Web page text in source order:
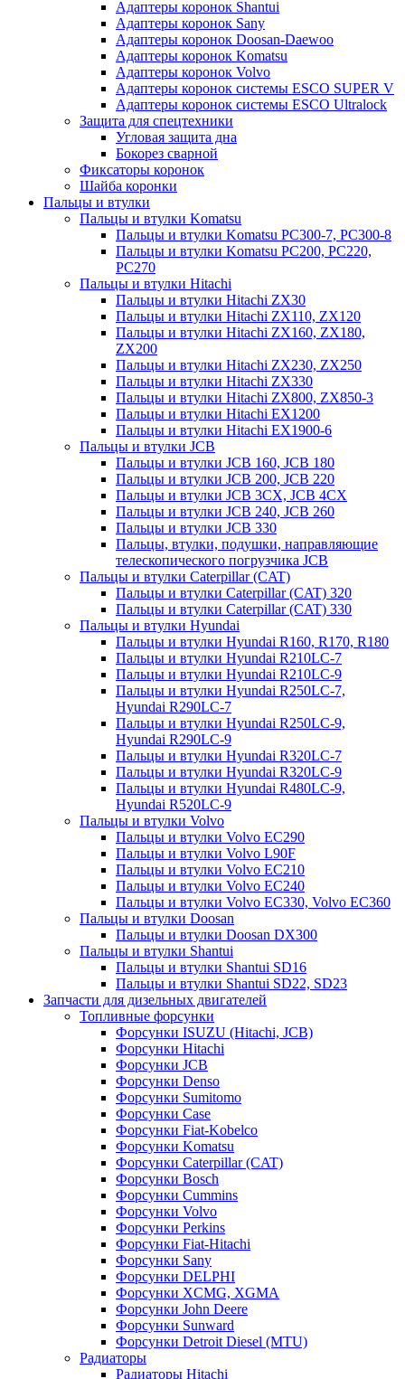
Адаптеры коронок Shantui
Адаптеры коронок Sany
Адаптеры коронок Doosan-Daewoo
Адаптеры коронок Komatsu
Адаптеры коронок Volvo
Адаптеры коронок системы ESCO SUPER V
Адаптеры коронок системы ESCO Ultralock
Защита для спецтехники
Угловая защита дна
Бокорез сварной
Фиксаторы коронок
Шайба коронки
Пальцы и втулки
Пальцы и втулки Komatsu
Пальцы и втулки Komatsu PC300-7, PC300-8
Пальцы и втулки Komatsu PC200, PC220,
PC270
Пальцы и втулки Hitachi
Пальцы и втулки Hitachi ZX30
Пальцы и втулки Hitachi ZX110, ZX120
Пальцы и втулки Hitachi ZX160, ZX180,
ZX200
Пальцы и втулки Hitachi ZX230, ZX250
Пальцы и втулки Hitachi ZX330
Пальцы и втулки Hitachi ZX800, ZX850-3
Пальцы и втулки Hitachi EX1200
Пальцы и втулки Hitachi EX1900-6
Пальцы и втулки JCB
Пальцы и втулки JCB 160, JCB 180
Пальцы и втулки JCB 200, JCB 220
Пальцы и втулки JCB 3CX, JCB 4CX
Пальцы и втулки JCB 240, JCB 260
Пальцы и втулки JCB 330
Пальцы, втулки, подушки, направляющие
телескопического погрузчика JCB
Пальцы и втулки Caterpillar (CAT)
Пальцы и втулки Caterpillar (CAT) 320
Пальцы и втулки Caterpillar (CAT) 330
Пальцы и втулки Hyundai
Пальцы и втулки Hyundai R160, R170, R180
Пальцы и втулки Hyundai R210LC-7
Пальцы и втулки Hyundai R210LC-9
Пальцы и втулки Hyundai R250LC-7,
Hyundai R290LC-7
Пальцы и втулки Hyundai R250LC-9,
Hyundai R290LC-9
Пальцы и втулки Hyundai R320LC-7
Пальцы и втулки Hyundai R320LC-9
Пальцы и втулки Hyundai R480LC-9,
Hyundai R520LC-9
Пальцы и втулки Volvo
Пальцы и втулки Volvo EC290
Пальцы и втулки Volvo L90F
Пальцы и втулки Volvo EC210
Пальцы и втулки Volvo EC240
Пальцы и втулки Volvo EC330, Volvo EC360
Пальцы и втулки Doosan
Пальцы и втулки Doosan DX300
Пальцы и втулки Shantui
Пальцы и втулки Shantui SD16
Пальцы и втулки Shantui SD22, SD23
Запчасти для дизельных двигателей
Топливные форсунки
Форсунки ISUZU (Hitachi, JCB)
Форсунки Hitachi
Форсунки JCB
Форсунки Denso
Форсунки Sumitomo
Форсунки Case
Форсунки Fiat-Kobelco
Форсунки Komatsu
Форсунки Caterpillar (CAT)
Форсунки Bosch
Форсунки Cummins
Форсунки Volvo
Форсунки Perkins
Форсунки Fiat-Hitachi
Форсунки Sany
Форсунки DELPHI
Форсунки XCMG, XGMA
Форсунки John Deere
Форсунки Sunward
Форсунки Detroit Diesel (MTU)
Радиаторы
Радиаторы Hitachi